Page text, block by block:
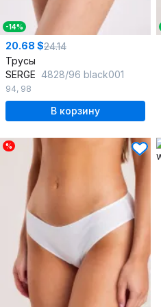
-14%
20.68 $24.14
Трусы
SERGE 4828/96 black001
94, 98
В корзину
%